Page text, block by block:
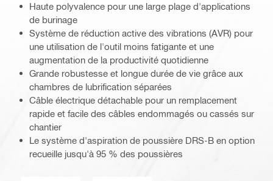
Haute polyvalence pour une large plage d'applications
de burinage
Système de réduction active des vibrations (AVR) pour
une utilisation de l'outil moins fatigante et une
augmentation de la productivité quotidienne
Grande robustesse et longue durée de vie grâce aux
chambres de lubrification séparées
Câble électrique détachable pour un remplacement
rapide et facile des câbles endommagés ou cassés sur
chantier
Le système d'aspiration de poussière DRS-B en option
recueille jusqu'à 95 % des poussières